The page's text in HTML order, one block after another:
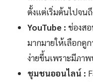
ตั้งแต่เริ่มต้นไปจน
YouTube : ช่องส
มากมายให้เลือกดูก
ง่ายขึ้นเพราะมีภา
ชุมชนออนไลน์ :